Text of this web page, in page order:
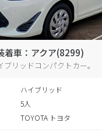
着車：アクア(8299)
リッドコンパクトカー。
ハイブリッド
5人
TOYOTA トヨタ